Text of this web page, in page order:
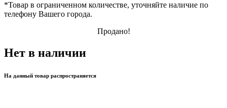
*Товар в ограниченном количестве, уточняйте наличие по
телефону Вашего города.
Продано!
Нет в наличии
На данный товар распространяется